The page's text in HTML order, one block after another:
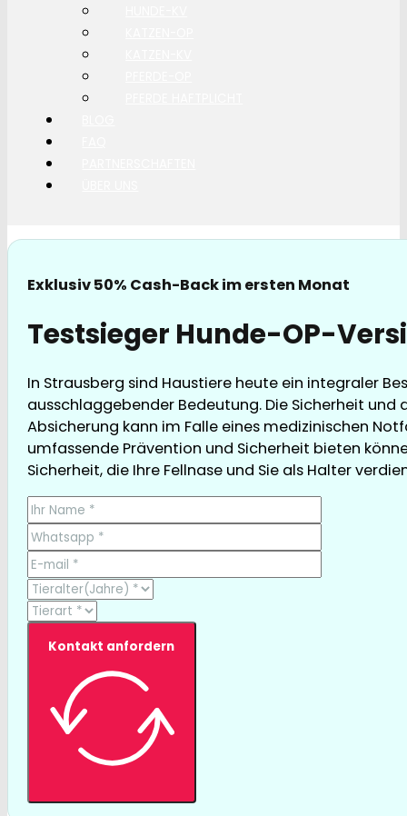
Exklusiv 50% Cash-Back im ersten Monat
Testsieger Hunde-OP-
In Strausberg sind Haustiere heute ein integraler
ausschlaggebender Bedeutung. Die Sicherheit und
Absicherung kann im Falle eines medizinischen
umfassende Prävention und Sicherheit bieten
Sicherheit, die Ihre Fellnase und Sie als Halter
Kontakt anfordern